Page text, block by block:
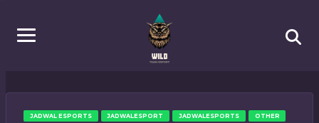
JADWAL ESPORTS JADWALESPORT JADWALESPORTS
OTHER